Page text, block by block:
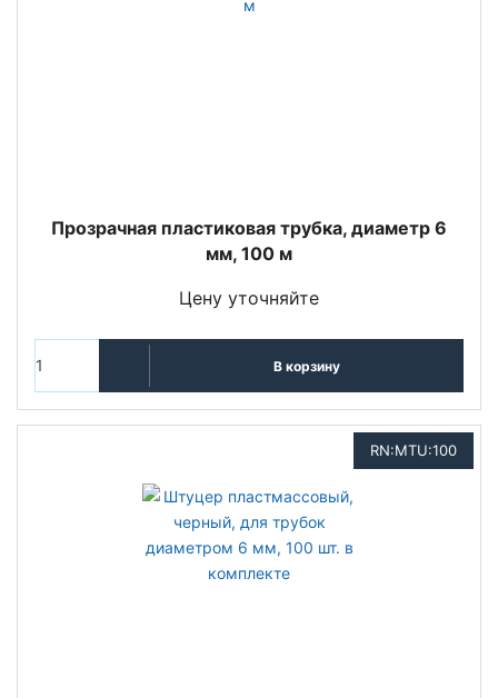
Прозрачная пластиковая трубка, диаметр 6
мм, 100 м
Цену уточняйте
В корзину
RN:MTU:100